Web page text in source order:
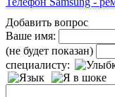
Добавить вопрос
Ваше имя:
(не будет показан)
специалисту: